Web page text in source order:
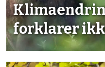
forklarer